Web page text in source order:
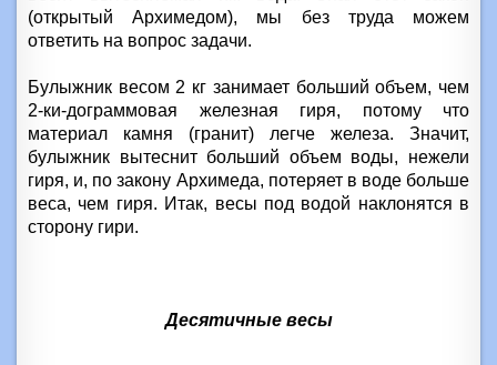
(открытый Архимедом), мы без труда можем
ответить на вопрос задачи.
Булыжник весом 2 кг занимает больший объем, чем
2-ки-дограммовая железная гиря, потому что
материал камня (гранит) легче железа. Значит,
булыжник вытеснит больший объем воды, нежели
гиря, и, по закону Архимеда, потеряет в воде больше
веса, чем гиря. Итак, весы под водой наклонятся в
сторону гири.
Десятичные весы